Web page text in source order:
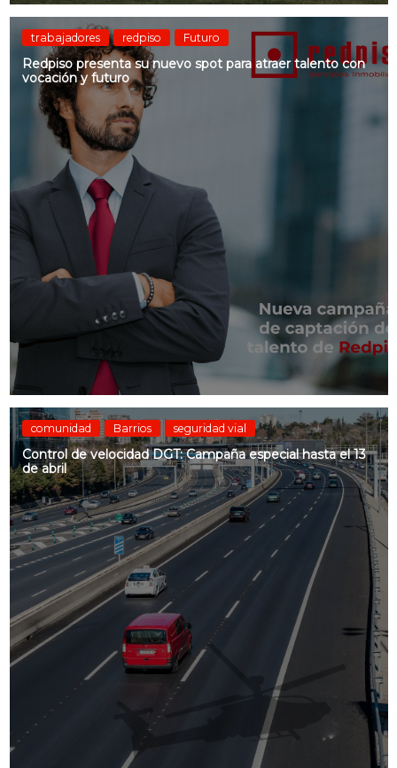
trabajadores redpiso Futuro
Redpiso presenta su nuevo spot para atraer talento con
vocación y futuro
comunidad Barrios seguridad vial
Control de velocidad DGT: Campaña especial hasta el 13
de abril